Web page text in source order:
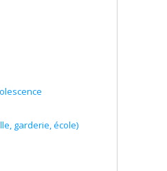
garderie, école)